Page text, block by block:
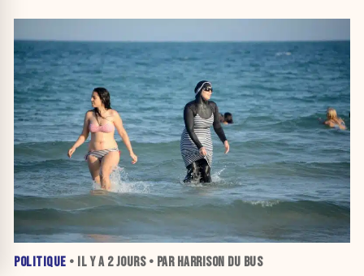
POLITIQUE • IL Y A 2 JOURS• PAR HARRISON DU BUS